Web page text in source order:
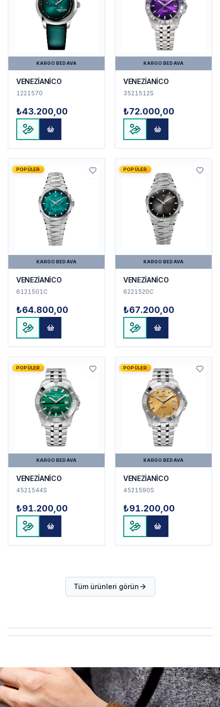
KARGO BEDAVA
VENEZİANİCO
1221570
₺43.200,00
KARGO BEDAVA
VENEZİANİCO
3521512S
₺72.000,00
POPÜLER
KARGO BEDAVA
VENEZİANİCO
6121501C
₺64.800,00
POPÜLER
KARGO BEDAVA
VENEZİANİCO
6221520C
₺67.200,00
POPÜLER
KARGO BEDAVA
VENEZİANİCO
4521544S
₺91.200,00
POPÜLER
KARGO BEDAVA
VENEZİANİCO
4521590S
₺91.200,00
Tüm ürünleri görün